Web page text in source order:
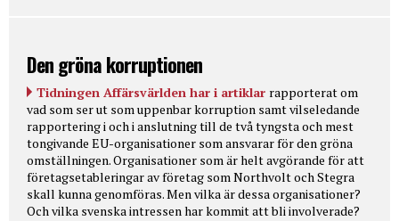
Den gröna korruptionen
Tidningen Affärsvärlden har i artiklar rapporterat om
vad som ser ut som uppenbar korruption samt vilseledande
rapportering i och i anslutning till de två tyngsta och mest
tongivande EU-organisationer som ansvarar för den gröna
omställningen. Organisationer som är helt avgörande för att
företagsetableringar av företag som Northvolt och Stegra
skall kunna genomföras. Men vilka är dessa organisationer?
Och vilka svenska intressen har kommit att bli involverade?